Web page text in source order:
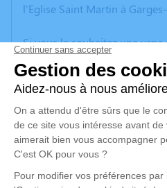
l'Eglise Saint Martin à
Si vous le souhaitez une
pour faire un don pour la
Un service de plantation
disponible ici.